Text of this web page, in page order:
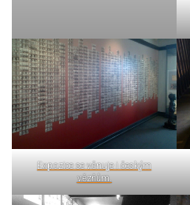
Expozice se věnuje i českým
vězňům.